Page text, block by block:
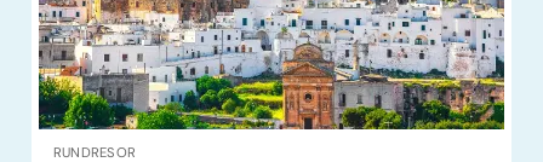
RUNDRESOR